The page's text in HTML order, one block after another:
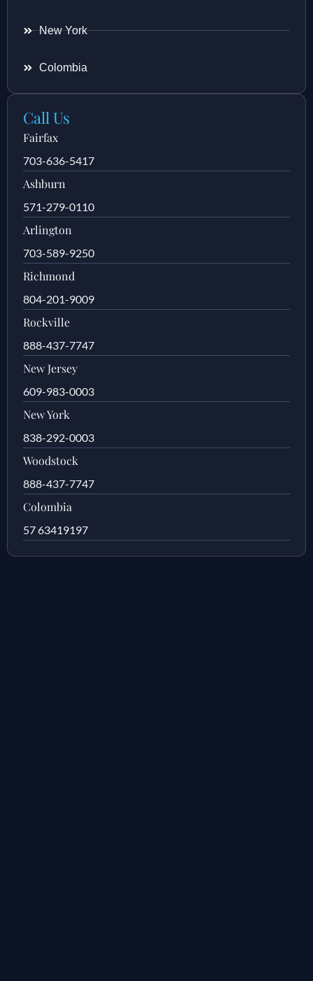
New York
Colombia
Call Us
Fairfax
703-636-5417
Ashburn
571-279-0110
Arlington
703-589-9250
Richmond
804-201-9009
Rockville
888-437-7747
New Jersey
609-983-0003
New York
838-292-0003
Woodstock
888-437-7747
Colombia
57 63419197